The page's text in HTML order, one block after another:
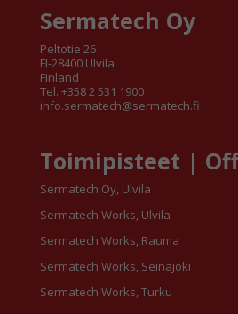
Sermatech Oy
Peltotie 26
FI-28400 Ulvila
Finland
Tel. +358 2 531 1900
info.sermatech@sermatech.fi
Toimipisteet |
Sermatech Oy, Ulvila
Sermatech Works, Ulvila
Sermatech Works, Rauma
Sermatech Works, Seinäjoki
Sermatech Works, Turku